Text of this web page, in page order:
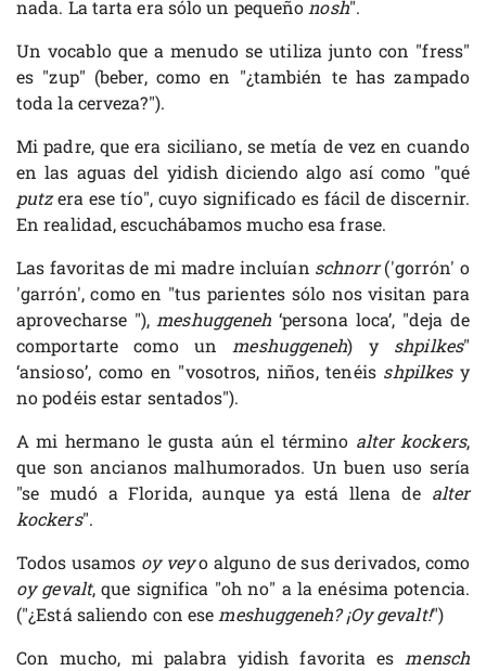
nada. La tarta era sólo un pequeñonosh".
Un vocablo que a menudo se utiliza junto con "fress"
es "zup" (beber, como en "¿también te has zampado
toda la cerveza?").
Mi padre, que era siciliano, se metía de vez en cuando
en las aguas del yidish diciendo algo así como "qué
putzera ese tío", cuyo significado es fácil de discernir.
En realidad, escuchábamos mucho esa frase.
Las favoritas de mi madre incluían schnorr('gorrón' o
'garrón', como en "tus parientes sólo nos visitan para
aprovecharse "),meshuggeneh ‘persona loca’, "deja de
comportarte como unmeshuggeneh) y shpilkes"
‘ansioso’, como en "vosotros, niños, tenéis shpilkesy
no podéis estar sentados").
A mi hermano le gusta aún el término alter kockers,
que son ancianos malhumorados. Un buen uso sería
"se mudó a Florida, aunque ya está llena de alter
kockers".
Todos usamos oy veyo alguno de sus derivados, como
oy gevalt, que significa "oh no" a la enésima potencia.
("¿Está saliendo con esemeshuggeneh? ¡Oy gevalt!")
Con mucho, mi palabra yidish favorita esmensch